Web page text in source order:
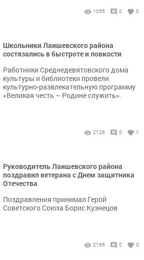
1055 0 0
Школьники Лаишевского района
состязались в быстроте и ловкости
Работники Среднедевятовского дома
культуры и библиотеки провели
культурно-развлекательную программу
«Великая честь – Родине служить».
2126 0 1
Руководитель Лаишевского района
поздравил ветерана с Днем защитника
Отечества
Поздравления принимал Герой
Советского Союза Борис Кузнецов
2165 0 0